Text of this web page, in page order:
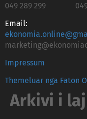
049 289 299
Email:
Impressum
Themeluar nga Faton
Arkivi i